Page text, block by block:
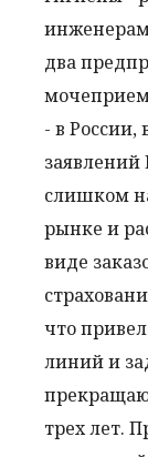
два
- в России,
заявлений
слишком
рынке и
виде
что
линий и
трех лет.